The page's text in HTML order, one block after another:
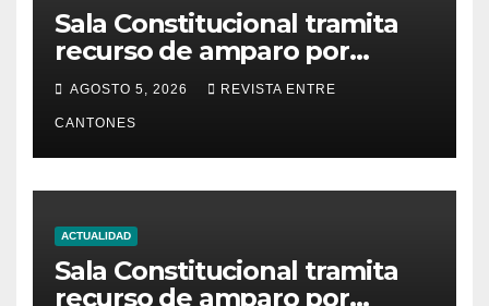
Sala Constitucional tramita
recurso de amparo por
presunta falta de respuesta
en relación con los
fundamentos técnicos del
examen de incorporación al
Colegio de Abogados
AGOSTO 5, 2026 REVISTA ENTRE
CANTONES
ACTUALIDAD
Sala Constitucional tramita
recurso de amparo por